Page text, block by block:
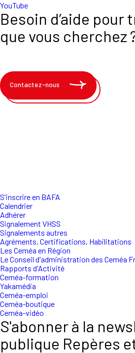
YouTube
Besoin d’aide pour
que vous cherchez
Contactez-nous
S'inscrire en BAFA
Calendrier
Adhérer
Signalement VHSS
Signalements autres
Agréments, Certifications, Habilitations
Les Ceméa en Région
Le Conseil d'administration des Ceméa
Rapports d'Activité
Ceméa-formation
Yakamédia
Ceméa-emploi
Ceméa-boutique
Ceméa-vidéo
S'abonner à la
publique Repères